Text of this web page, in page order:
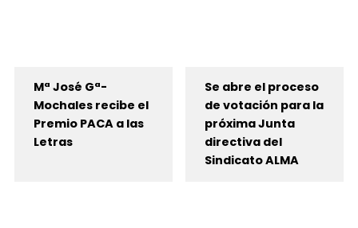
Mª José Gª-
Mochales recibe el
Premio PACA a las
Letras
Se abre el proceso
de votación para la
próxima Junta
directiva del
Sindicato ALMA